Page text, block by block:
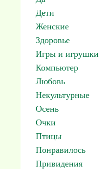
Дети
Женские
Здоровье
Игры и игрушки
Компьютер
Любовь
Некультурные
Осень
Очки
Птицы
Понравилось
Привидения